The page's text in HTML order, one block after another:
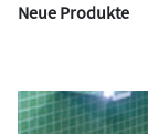
Neue Produkte